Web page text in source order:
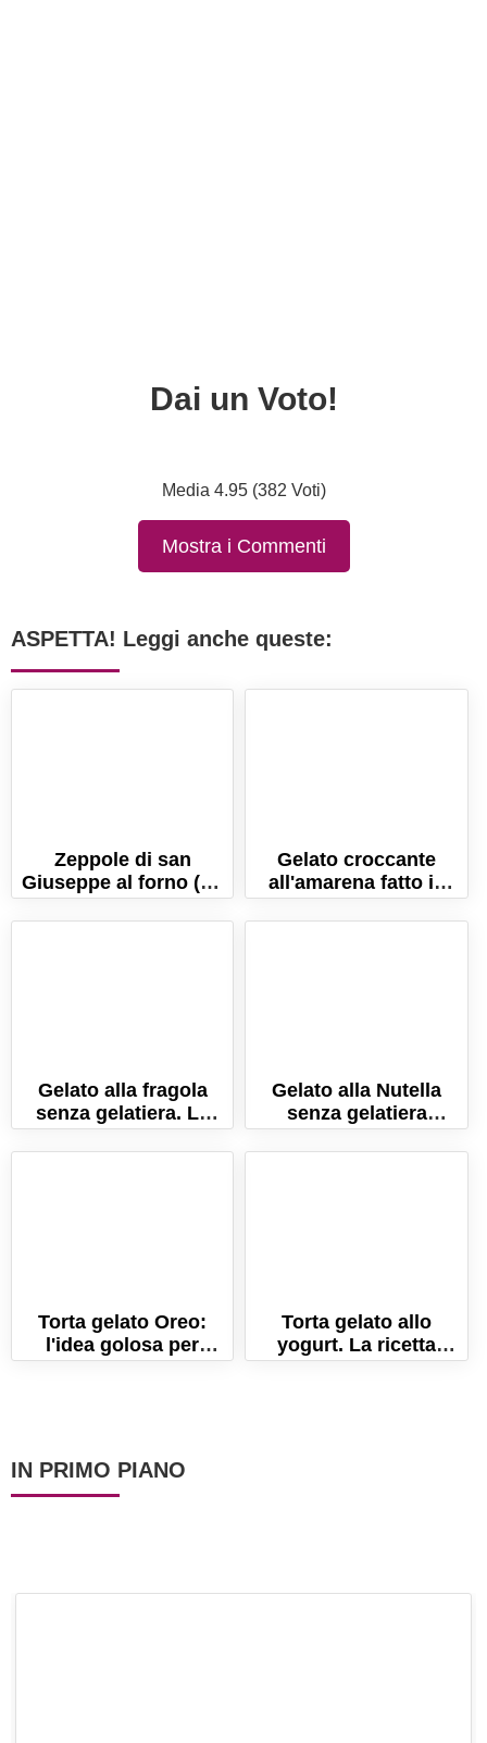
Dai un Voto!
Media 4.95 (382 Voti)
Mostra i Commenti
ASPETTA! Leggi anche queste:
Zeppole di san
Giuseppe al forno (La
ricetta, con trucchi e
consigli!)
Gelato croccante
all'amarena fatto in
casa
Gelato alla fragola
senza gelatiera. La
ricetta per farlo
cremosissimo!
Gelato alla Nutella
senza gelatiera
(Pronto in 5 minuti!)
La ricetta semplice
Torta gelato Oreo:
l'idea golosa per
l'estate!
Torta gelato allo
yogurt. La ricetta
semplice per un dolce
IN PRIMO PIANO